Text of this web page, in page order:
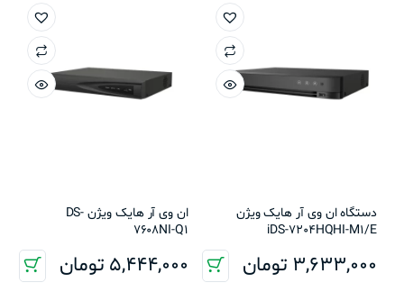
دستگاه ان وی آر هایک ویژن
iDS-7204HQHI-M1/E
3,633,000 تومان
ان وی آر هایک ویژن DS-
7608NI-Q1
5,444,000 تومان